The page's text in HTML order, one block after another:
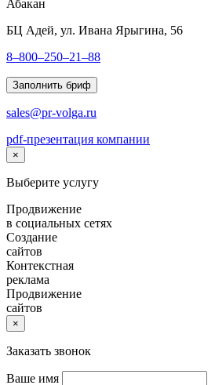
Абакан
БЦ Адей, ул. Ивана Ярыгина, 56
8–800–250–21–88
Заполнить бриф
sales@pr-volga.ru
pdf-презентация компании
×
Выберите услугу
Продвижение
в социальных сетях
Создание
сайтов
Контекстная
реклама
Продвижение
сайтов
×
Заказать звонок
Ваше имя